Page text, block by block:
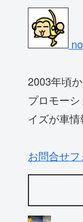
2003年頃
プロモー
イズが車
お問合せフ